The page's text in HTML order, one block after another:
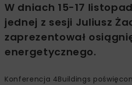
W dniach 15-17
jednej z sesji Juliusz
zaprezentował
energetycznego.
Konferencja 4Buildings